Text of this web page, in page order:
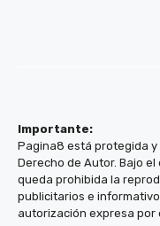
Importante:
Pagina8 está protegida
Derecho de Autor. Bajo
queda prohibida la
publicitarios e
autorización expresa por